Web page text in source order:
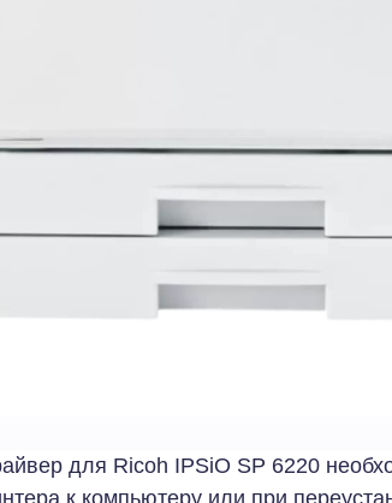
для Ricoh IPSiO SP 6220
к компьютеру или при